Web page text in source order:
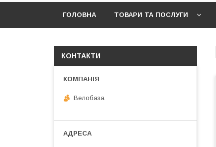
ГОЛОВНА ТОВАРИ ТА ПОСЛУГИ
КОНТАКТИ
Велобаза